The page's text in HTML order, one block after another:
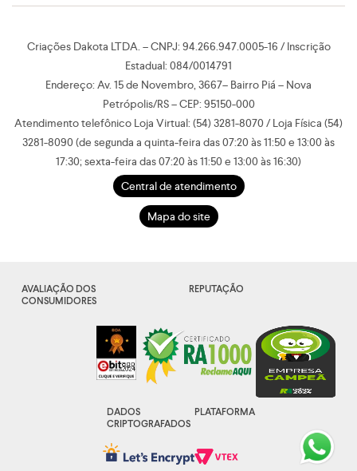
Criações Dakota LTDA. – CNPJ: 94.266.947.0005-16 / Inscrição
Estadual: 084/0014791
Endereço: Av. 15 de Novembro, 3667– Bairro Piá – Nova
Petrópolis/RS – CEP: 95150-000
Atendimento telefônico Loja Virtual: (54) 3281-8070 / Loja Física (54)
3281-8090 (de segunda a quinta-feira das 07:20 às 11:50 e 13:00 às
17:30; sexta-feira das 07:20 às 11:50 e 13:00 às 16:30)
Central de atendimento
Mapa do site
AVALIAÇÃO DOS
CONSUMIDORES
REPUTAÇÃO
DADOS
CRIPTOGRAFADOS
PLATAFORMA